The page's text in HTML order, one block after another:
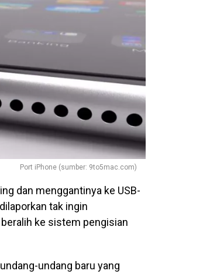
Port iPhone (sumber: 9to5mac.com)
dan menggantinya ke USB-
tak ingin
ke sistem pengisian
undang baru yang